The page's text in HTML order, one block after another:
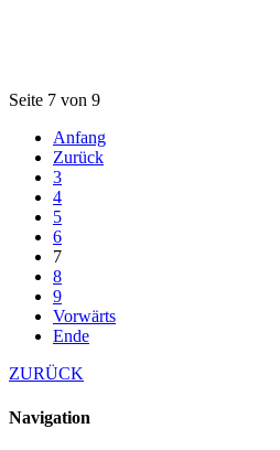
Seite 7 von 9
Anfang
Zurück
3
4
5
6
7
8
9
Vorwärts
Ende
ZURÜCK
Navigation